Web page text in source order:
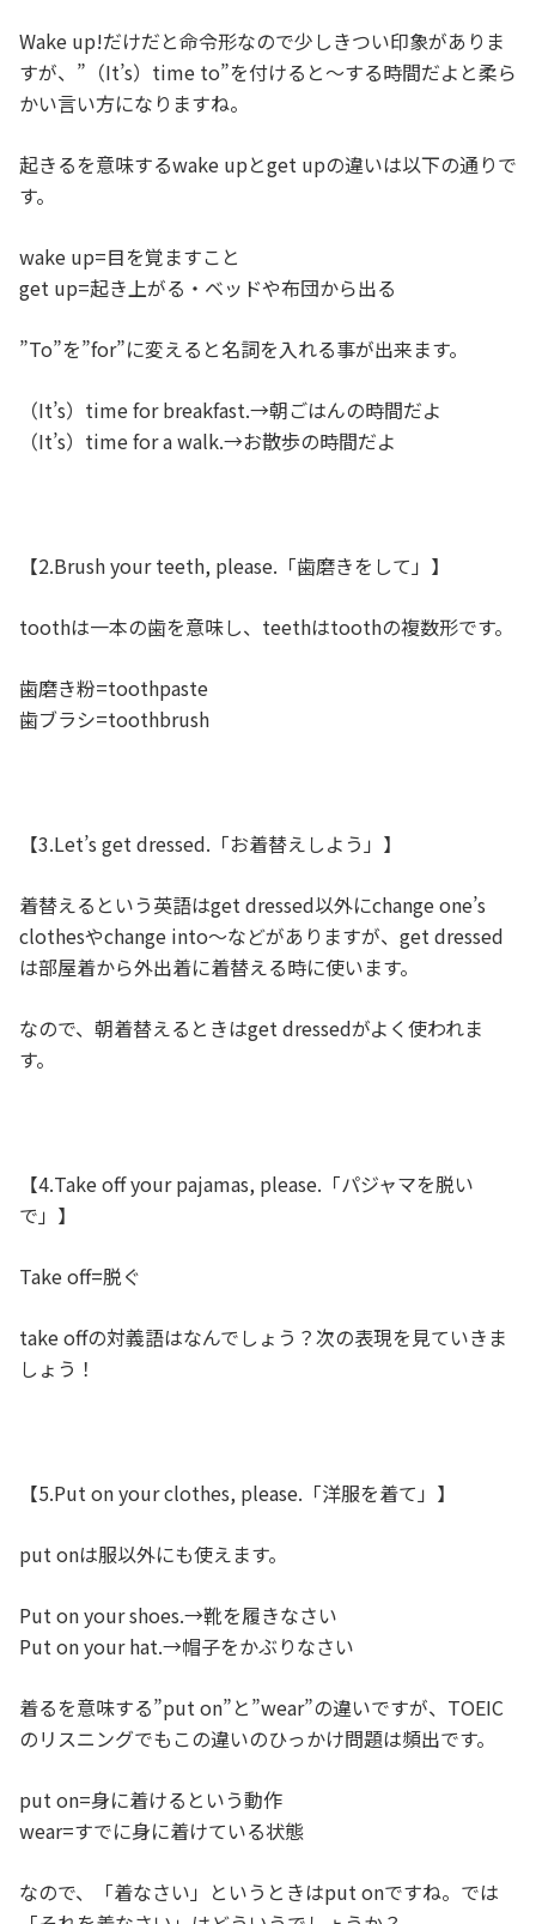
Wake up!だけだと命令形なので少しきつい印象がありま
すが、”（It’s）time to”を付けると～する時間だよと柔ら
かい言い方になりますね。
起きるを意味するwake upとget upの違いは以下の通りで
す。
wake up=目を覚ますこと
get up=起き上がる・ベッドや布団から出る
”To”を”for”に変えると名詞を入れる事が出来ます。
（It’s）time for breakfast.→朝ごはんの時間だよ
（It’s）time for a walk.→お散歩の時間だよ
【2.Brush your teeth, please.「歯磨きをして」】
toothは一本の歯を意味し、teethはtoothの複数形です。
歯磨き粉=toothpaste
歯ブラシ=toothbrush
【3.Let’s get dressed.「お着替えしよう」】
着替えるという英語はget dressed以外にchange one’s
clothesやchange into～などがありますが、get dressed
は部屋着から外出着に着替える時に使います。
なので、朝着替えるときはget dressedがよく使われま
す。
【4.Take off your pajamas, please.「パジャマを脱い
で」】
Take off=脱ぐ
take offの対義語はなんでしょう？次の表現を見ていきま
しょう！
【5.Put on your clothes, please.「洋服を着て」】
put onは服以外にも使えます。
Put on your shoes.→靴を履きなさい
Put on your hat.→帽子をかぶりなさい
着るを意味する”put on”と”wear”の違いですが、TOEIC
のリスニングでもこの違いのひっかけ問題は頻出です。
put on=身に着けるという動作
wear=すでに身に着けている状態
なので、「着なさい」というときはput onですね。では